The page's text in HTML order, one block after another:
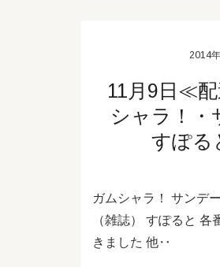
2014
11月9日≪
シャラ！・
すぽる
ガムシャラ！ サンデ
（雑誌） すぽると
きました 他‥